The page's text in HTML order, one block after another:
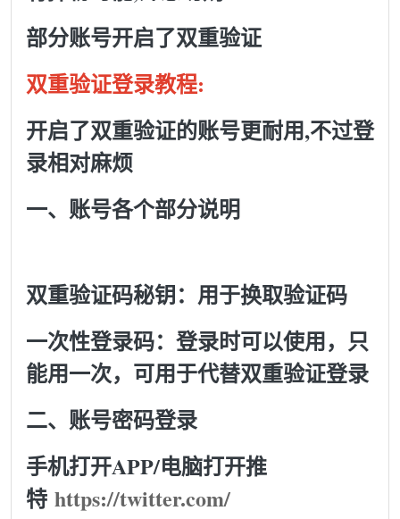
部分账号开启了双重验证
双重验证登录教程:
开启了双重验证的账号更耐用,不过登
录相对麻烦
一、账号各个部分说明
双重验证码秘钥：用于换取验证码
一次性登录码：登录时可以使用，只
能用一次，可用于代替双重验证登录
二、账号密码登录
手机打开APP/电脑打开推
特 https://twitter.com/